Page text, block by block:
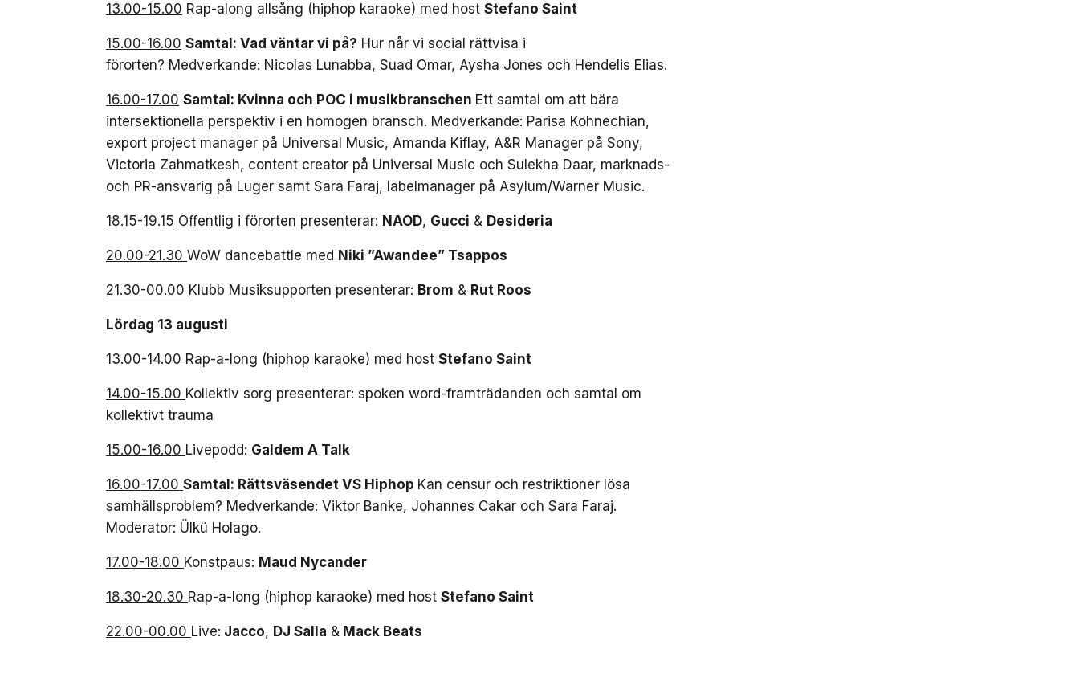
13.00-15.00 Rap-along allsång (hiphop karaoke) med host Stefano Saint
15.00-16.00 Samtal: Vad väntar vi på? Hur når vi social rättvisa i
förorten? Medverkande: Nicolas Lunabba, Suad Omar, Aysha Jones och Hendelis Elias.
16.00-17.00 Samtal: Kvinna och POC i musikbranschen Ett samtal om att bära
intersektionella perspektiv i en homogen bransch. Medverkande: Parisa Kohnechian,
export project manager på Universal Music, Amanda Kiflay, A&R Manager på Sony,
Victoria Zahmatkesh, content creator på Universal Music och Sulekha Daar, marknads-
och PR-ansvarig på Luger samt Sara Faraj, labelmanager på Asylum/Warner Music.
18.15-19.15 Offentlig i förorten presenterar: NAOD, Gucci & Desideria
20.00-21.30 WoW dancebattle med Niki ”Awandee” Tsappos
21.30-00.00 Klubb Musiksupporten presenterar: Brom & Rut Roos
Lördag 13 augusti
13.00-14.00 Rap-a-long (hiphop karaoke) med host Stefano Saint
14.00-15.00 Kollektiv sorg presenterar: spoken word-framträdanden och samtal om
kollektivt trauma
15.00-16.00 Livepodd: Galdem A Talk
16.00-17.00 Samtal: Rättsväsendet VS Hiphop Kan censur och restriktioner lösa
samhällsproblem? Medverkande: Viktor Banke, Johannes Cakar och Sara Faraj.
Moderator: Ülkü Holago.
17.00-18.00 Konstpaus: Maud Nycander
18.30-20.30 Rap-a-long (hiphop karaoke) med host Stefano Saint
22.00-00.00 Live: Jacco, DJ Salla & Mack Beats